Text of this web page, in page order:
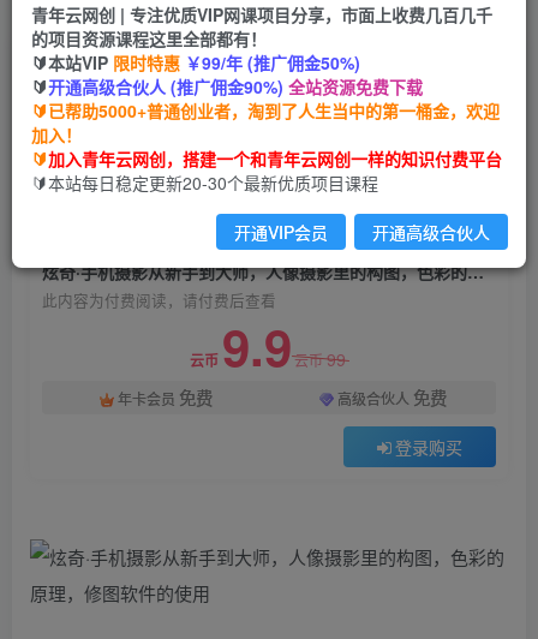
首页 创业课程 会员免费 正文
炫奇·手机摄影从新手到大师，​人像摄影里的构
图，色彩的原理，修图软件的使用
青年云网创
2年前发布
关注 私信
炫奇·手机摄影从新手到大师，​人像摄影里的构图，色彩的原理，修图软件的使用
此内容为付费阅读，请付费后查看
云币 9.9云币99
年卡会员 免费 高级合伙人 免费
登录购买
青年云网创 | 专注优质VIP网课项目分享，市面上收费几百几千
的项目资源课程这里全部都有！
🔰本站VIP 限时特惠 ￥99/年 (推广佣金50%)
🔰开通高级合伙人 (推广佣金90%) 全站资源免费下载
🔰已帮助5000+普通创业者，淘到了人生当中的第一桶金，欢迎
加入！
🔰加入青年云网创，搭建一个和青年云网创一样的知识付费平台
🔰本站每日稳定更新20-30个最新优质项目课程
开通VIP会员 开通高级合伙人